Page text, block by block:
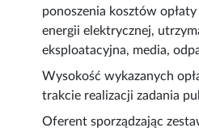
ponoszenia kosztów
energii elektrycznej,
eksploatacyjna, media,
Wysokość wykazanych
trakcie realizacji zadania
Oferent sporządzając